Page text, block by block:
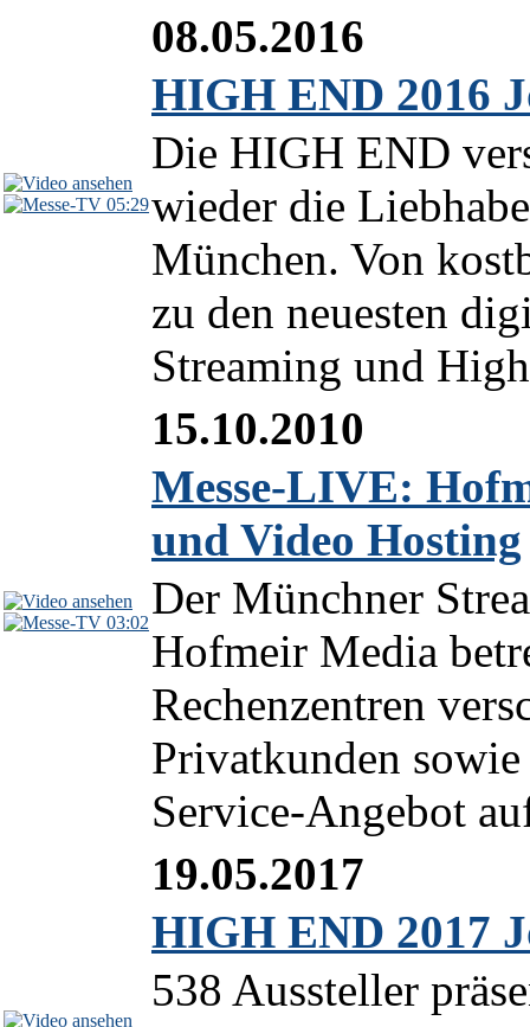
05:29
08.05.2016
HIGH END 2016
Die HIGH END
wieder die
München. Von
zu den neuesten
Streaming und
03:02
15.10.2010
Messe-LIVE:
und Video Hosting
Der Münchner
Hofmeir Media
Rechenzentren
Privatkunden
Service-Angebot
19.05.2017
HIGH END 2017
538 Aussteller